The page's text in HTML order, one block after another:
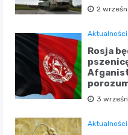
2
Aktualności
Rosja
3
Aktualności